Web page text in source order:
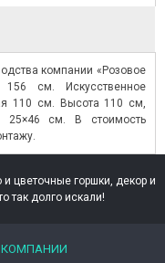
компании «Розовое
см. Искусственное
110 см. Высота 110 см,
см. В стоимость
цветочные горшки, декор и
так долго искали!